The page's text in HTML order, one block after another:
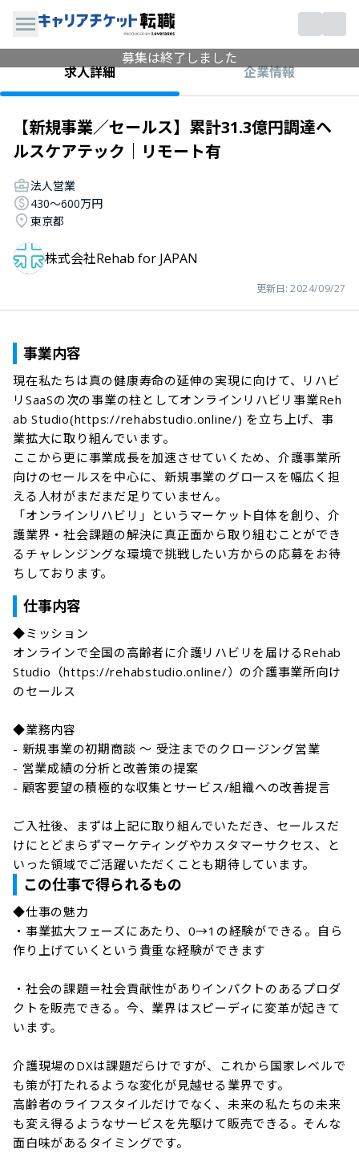
募集は終了しました
求人詳細
企業情報
【新規事業／セールス】累計31.3億円調達ヘ
ルスケアテック｜リモート有
法人営業
430〜600万円
東京都
株式会社Rehab for JAPAN
更新日: 2024/09/27
事業内容
現在私たちは真の健康寿命の延伸の実現に向けて、リハビ
リSaaSの次の事業の柱としてオンラインリハビリ事業Reh
ab Studio(https://rehabstudio.online/) を立ち上げ、事
業拡大に取り組んでいます。
ここから更に事業成長を加速させていくため、介護事業所
向けのセールスを中心に、新規事業のグロースを幅広く担
える人材がまだまだ足りていません。
「オンラインリハビリ」というマーケット自体を創り、介
護業界・社会課題の解決に真正面から取り組むことができ
るチャレンジングな環境で挑戦したい方からの応募をお待
仕事内容
◆ミッション
オンラインで全国の高齢者に介護リハビリを届けるRehab
Studio（https://rehabstudio.online/）の介護事業所向け
のセールス
◆業務内容
- 新規事業の初期商談 〜 受注までのクロージング営業
- 営業成績の分析と改善策の提案
- 顧客要望の積極的な収集とサービス/組織への改善提言
ご入社後、まずは上記に取り組んでいただき、セールスだ
けにとどまらずマーケティングやカスタマーサクセス、と
いった領域でご活躍いただくことも期待しています。
この仕事で得られるもの
◆仕事の魅力
・事業拡大フェーズにあたり、0→1の経験ができる。自ら
作り上げていくという貴重な経験ができます
・社会の課題＝社会貢献性がありインパクトのあるプロダ
クトを販売できる。今、業界はスピーディに変革が起きて
います。
介護現場のDXは課題だらけですが、これから国家レベルで
も策が打たれるような変化が見越せる業界です。
高齢者のライフスタイルだけでなく、未来の私たちの未来
も変え得るようなサービスを先駆けて販売できる。そんな
面白味があるタイミングです。